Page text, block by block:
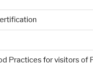
Practices for visitors of